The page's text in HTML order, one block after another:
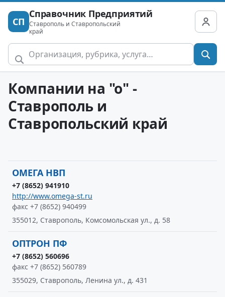
СП
Справочник Предприятий
Ставрополь и Ставропольский
край
Компании на "о" -
Ставрополь и
Ставропольский край
ОМЕГА НВП
+7 (8652) 941910
http://www.omega-st.ru
факс +7 (8652) 940499
355012, Ставрополь, Комсомольская ул., д. 58
ОПТРОН ПФ
+7 (8652) 560696
факс +7 (8652) 560789
355029, Ставрополь, Ленина ул., д. 431